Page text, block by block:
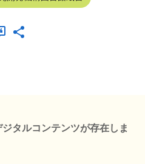
タルコンテンツが存在しま